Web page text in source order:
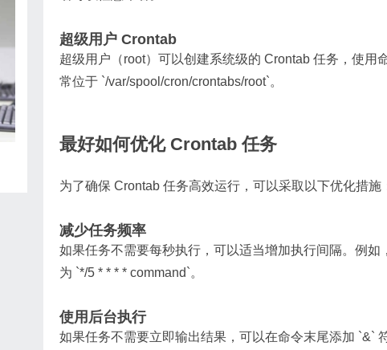
超级用户 Crontab
超级用户（root）可以创建系统级的 Crontab 任务，使用
常位于 `/var/spool/cron/crontabs/root`。
最好如何优化 Crontab 任务
为了确保 Crontab 任务高效运行，可以采取以下优化措施
减少任务频率
如果任务不需要每秒执行，可以适当增加执行间隔。例
为 `*/5 * * * * command`。
使用后台执行
如果任务不需要立即输出结果，可以在命令末尾添加 `&`